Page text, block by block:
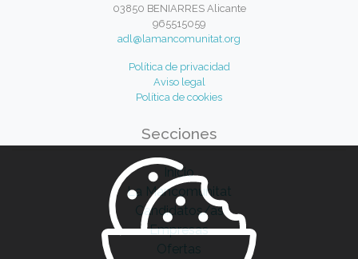
03850 BENIARRES Alicante
965515059
adl@lamancomunitat.org
Política de privacidad
Aviso legal
Política de cookies
Secciones
Inicio
La Mancomunitat
Candidatos/as
Empresas
Ofertas